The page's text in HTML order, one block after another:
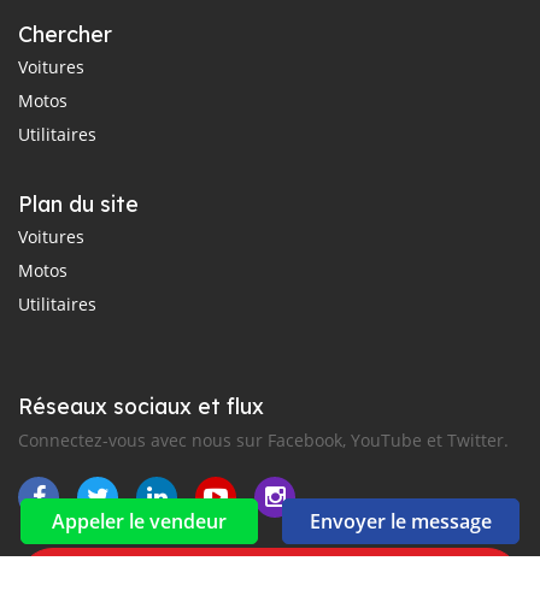
Appeler le vendeur Envoyer le message
Chercher
Voitures
Motos
Utilitaires
Plan du site
Voitures
Motos
Utilitaires
Réseaux sociaux et flux
Connectez-vous avec nous sur Facebook, YouTube et Twitter.